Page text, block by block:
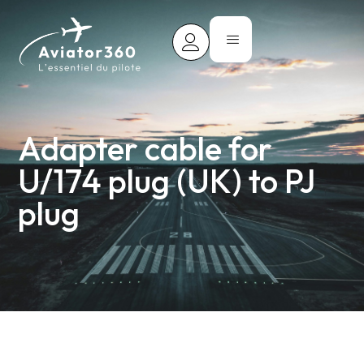
Adapter cable for
U/174 plug (UK) to PJ
plug